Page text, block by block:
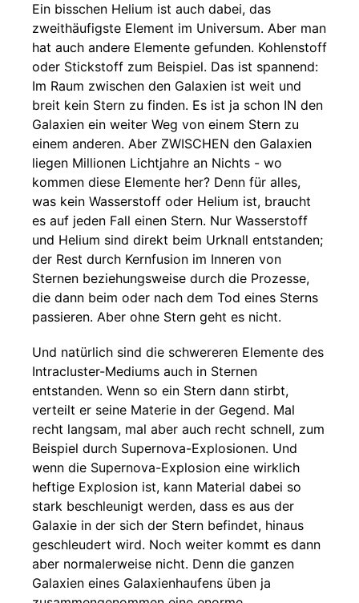
Ein bisschen Helium ist auch dabei, das
zweithäufigste Element im Universum. Aber man
hat auch andere Elemente gefunden. Kohlenstoff
oder Stickstoff zum Beispiel. Das ist spannend:
Im Raum zwischen den Galaxien ist weit und
breit kein Stern zu finden. Es ist ja schon IN den
Galaxien ein weiter Weg von einem Stern zu
einem anderen. Aber ZWISCHEN den Galaxien
liegen Millionen Lichtjahre an Nichts - wo
kommen diese Elemente her? Denn für alles,
was kein Wasserstoff oder Helium ist, braucht
es auf jeden Fall einen Stern. Nur Wasserstoff
und Helium sind direkt beim Urknall entstanden;
der Rest durch Kernfusion im Inneren von
Sternen beziehungsweise durch die Prozesse,
die dann beim oder nach dem Tod eines Sterns
passieren. Aber ohne Stern geht es nicht.
Und natürlich sind die schwereren Elemente des
Intracluster-Mediums auch in Sternen
entstanden. Wenn so ein Stern dann stirbt,
verteilt er seine Materie in der Gegend. Mal
recht langsam, mal aber auch recht schnell, zum
Beispiel durch Supernova-Explosionen. Und
wenn die Supernova-Explosion eine wirklich
heftige Explosion ist, kann Material dabei so
stark beschleunigt werden, dass es aus der
Galaxie in der sich der Stern befindet, hinaus
geschleudert wird. Noch weiter kommt es dann
aber normalerweise nicht. Denn die ganzen
Galaxien eines Galaxienhaufens üben ja